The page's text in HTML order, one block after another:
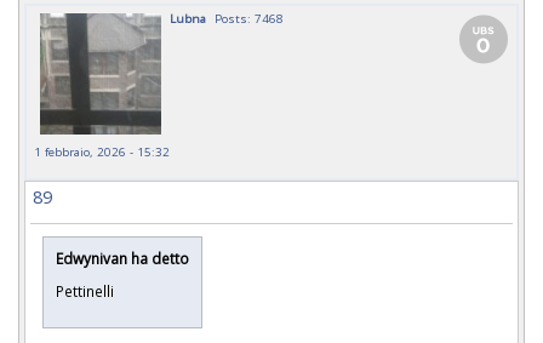
Lubna Posts: 7468
1 febbraio, 2026 - 15:32
89
Edwynivan ha detto
Pettinelli